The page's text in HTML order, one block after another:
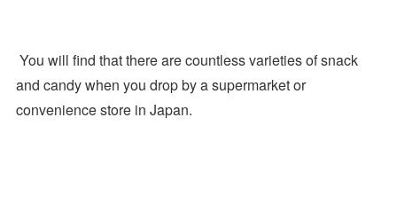
You will find that there are countless varieties of snack
and candy when you drop by a supermarket or
convenience store in Japan.